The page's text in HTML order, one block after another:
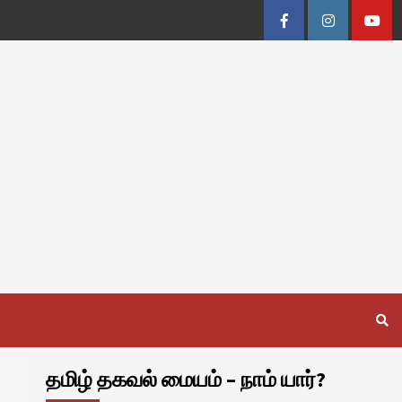
FacebookInstagram
தமிழ் தகவல் மையம் – நாம் யார்?